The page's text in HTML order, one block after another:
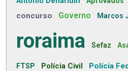
concurso Governo Marcos
roraima Sefaz
FTSP Polícia Civil Polícia